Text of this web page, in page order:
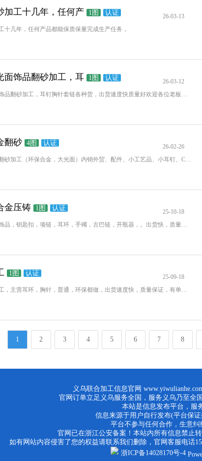
26-03-13
加工十几年，任何产 1图 认证
十几年，任何产品都能保质保量完成生产任务，
26-03-12
面饰品翻砂加工，耳 1图 认证
26-02-26
翻砂 4图 认证
25-10-18
金压铸 1图 认证
25-09-18
1图 认证
1 2 3 4 5 6 7 8
义乌联合加工信息官网
官网订单立足义乌服务全国，服务义乌乃至全
本站是信息发布平台，服
信息来源于用户自行发布(平台保
平台不参与任何合作，生意纠
官网已在浙江公安备案！本站内所有信息禁止
如有网站内容侵害了您的权益请联系我们删除，官网客服电话
浙ICP备14028170号-4